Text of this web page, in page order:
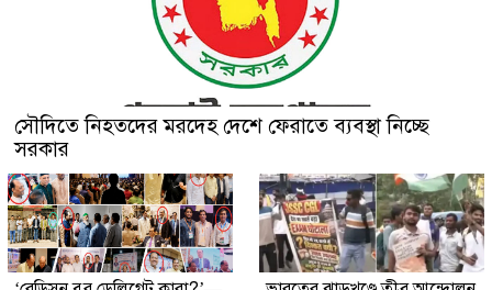
সৌদিতে নিহতদের মরদেহ দেশে ফেরাতে ব্যবস্থা নিচ্ছে
সরকার